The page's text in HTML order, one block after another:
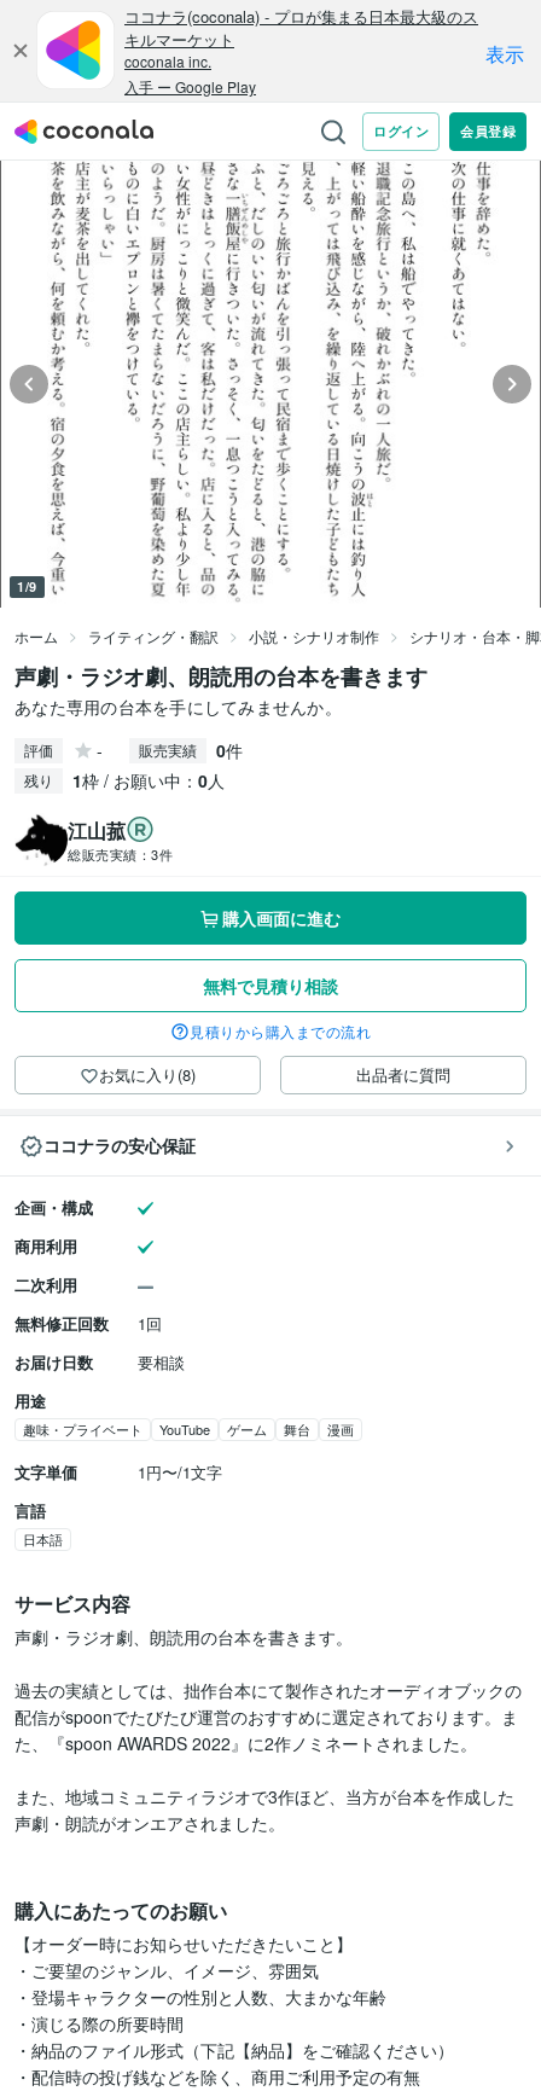
1/9
ホーム ライティング・翻訳 小説・シナリオ制作 シナリオ・台本・
声劇・ラジオ劇、朗読用の台本を書きます
あなた専用の台本を手にしてみませんか。
評価 - 販売実績 0件
残り 1枠 / お願い中： 0人
江山菰
総販売実績： 3件
購入画面に進む
無料で見積り相談
見積りから購入までの流れ
お気に入り(8) 出品者に質問
ココナラの安心保証
企画・構成
商用利用
二次利用
無料修正回数
1回
お届け日数
要相談
用途
趣味・プライベート YouTube ゲーム 舞台 漫画
文字単価
1円〜/1文字
言語
日本語
サービス内容
声劇・ラジオ劇、朗読用の台本を書きます。
過去の実績としては、拙作台本にて製作されたオーディオブックの
配信がspoonでたびたび運営のおすすめに選定されております。ま
た、『spoon AWARDS 2022』に2作ノミネートされました。
また、地域コミュニティラジオで3作ほど、当方が台本を作成した
声劇・朗読がオンエアされました。
購入にあたってのお願い
【オーダー時にお知らせいただきたいこと】
・ご要望のジャンル、イメージ、雰囲気
・登場キャラクターの性別と人数、大まかな年齢
・演じる際の所要時間
・納品のファイル形式（下記【納品】をご確認ください）
・配信時の投げ銭などを除く、商用ご利用予定の有無